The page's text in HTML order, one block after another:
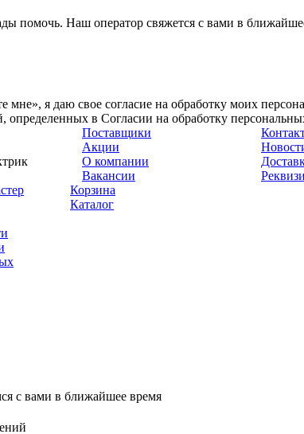
помочь. Наш оператор свяжется с вами в
мне», я даю свое согласие на обработку моих
определенных в Согласии на обработку
Поставщики
Акции
О компании
Вакансии
Корзина
Каталог
с вами в ближайшее время